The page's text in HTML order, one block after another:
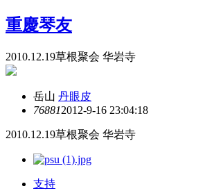
重慶琴友
2010.12.19草根聚会 华岩寺
岳山 丹眼皮
768812012-9-16 23:04:18
2010.12.19草根聚会 华岩寺
支持